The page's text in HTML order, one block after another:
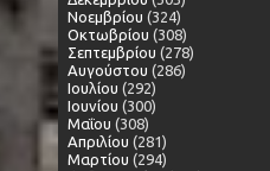
Νοεμβρίου (324)
Οκτωβρίου (308)
Σεπτεμβρίου (278)
Αυγούστου (286)
Ιουλίου (292)
Ιουνίου (300)
Μαΐου (308)
Απριλίου (281)
Μαρτίου (294)